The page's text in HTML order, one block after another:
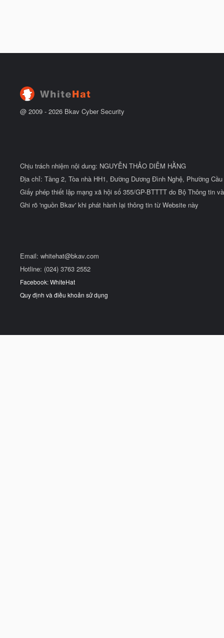
@ 2009 - 2026 Bkav Cyber Security
Chịu trách nhiệm nội dung: NGUYỄN THẢO DIỄM HẰNG
Địa chỉ: Tầng 2, Tòa nhà HH1, Đường Dương Đình Nghệ, Phường
Giấy phép thiết lập mạng xã hội số 355/GP-BTTTT do Bộ Thông tin
Ghi rõ 'nguồn Bkav' khi phát hành lại thông tin từ Website này
Email: whitehat@bkav.com
Hotline: (024) 3763 2552
Facebook: WhiteHat
Quy định và điều khoản sử dụng